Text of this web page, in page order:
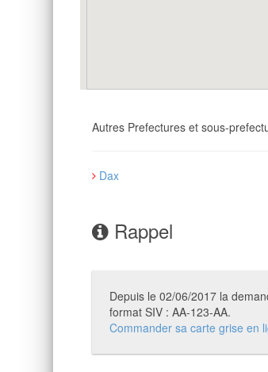
Autres Prefectures et sous-
Dax
Rappel
Depuis le 02/06/2017 la
format SIV : AA-123-AA.
Commander sa carte grise en